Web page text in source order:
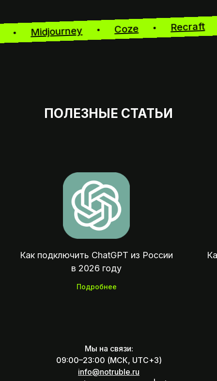
Midjourney Coze Recraft
ПОЛЕЗНЫЕ СТАТЬИ
Как подключить ChatGPT из России
в 2026 году
Подробнее
Мы на связи:
09:00–23:00 (МСК, UTC+3)
info@notruble.ru
Оплата зарубежных сервисов,
покупок и отелей из России